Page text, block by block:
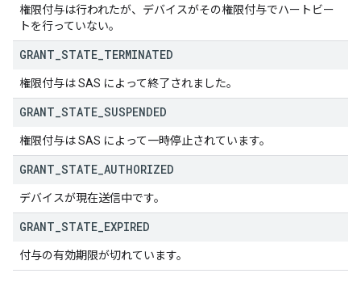
権限付与は行われたが、デバイスがその権限付与でハートビー
トを行っていない。
GRANT STATE TERMINATED
権限付与は SAS によって終了されました。
GRANT STATE SUSPENDED
権限付与は SAS によって一時停止されています。
GRANT STATE AUTHORIZED
デバイスが現在送信中です。
GRANT STATE EXPIRED
付与の有効期限が切れています。